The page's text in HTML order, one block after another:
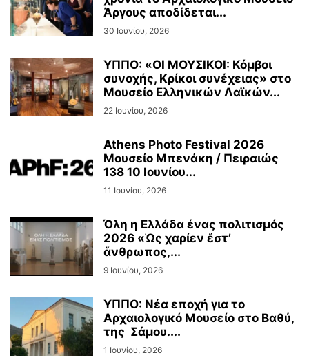
Άργους αποδίδεται...
30 Ιουνίου, 2026
ΥΠΠΟ: «ΟΙ ΜΟΥΣΙΚΟΙ: Κόμβοι
συνοχής, Κρίκοι συνέχειας» στο
Μουσείο Ελληνικών Λαϊκών...
22 Ιουνίου, 2026
Athens Photo Festival 2026
Μουσείο Μπενάκη / Πειραιώς
138 10 Ιουνίου...
11 Ιουνίου, 2026
Όλη η Ελλάδα ένας πολιτισμός
2026 «Ὡς χαρίεν ἔστ’
ἄνθρωπος,...
9 Ιουνίου, 2026
ΥΠΠΟ: Νέα εποχή για το
Αρχαιολογικό Μουσείο στο Βαθύ,
της Σάμου....
1 Ιουνίου, 2026